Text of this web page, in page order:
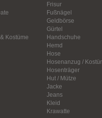
Kostüme
Frisur
Fußnägel
Geldbörse
Gürtel
Handschuhe
Hemd
Hose
Hosenanzug /
Hosenträger
Hut / Mütze
Jacke
Jeans
Kleid
Krawatte